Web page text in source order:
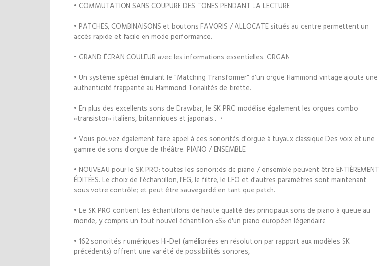
• COMMUTATION SANS COUPURE DES TONES PENDANT LA LECTURE
• PATCHES, COMBINAISONS et boutons FAVORIS / ALLOCATE situés au centre permettent un
accès rapide et facile en mode performance.
• GRAND ÉCRAN COULEUR avec les informations essentielles. ORGAN ·
• Un système spécial émulant le "Matching Transformer" d'un orgue Hammond vintage ajoute une
authenticité frappante au Hammond Tonalités de tirette.
• En plus des excellents sons de Drawbar, le SK PRO modélise également les orgues combo
«transistor» italiens, britanniques et japonais.. ・
• Vous pouvez également faire appel à des sonorités d'orgue à tuyaux classique Des voix et une
gamme de sons d'orgue de théâtre. PIANO / ENSEMBLE
• NOUVEAU pour le SK PRO: toutes les sonorités de piano / ensemble peuvent être ENTIÈREMENT
ÉDITÉES. Le choix de l'échantillon, l'EG, le filtre, le LFO et d'autres paramètres sont maintenant
sous votre contrôle; et peut être sauvegardé en tant que patch.
• Le SK PRO contient les échantillons de haute qualité des principaux sons de piano à queue au
monde, y compris un tout nouvel échantillon «S» d'un piano européen légendaire
• 162 sonorités numériques Hi-Def (améliorées en résolution par rapport aux modèles SK
précédents) offrent une variété de possibilités sonores,